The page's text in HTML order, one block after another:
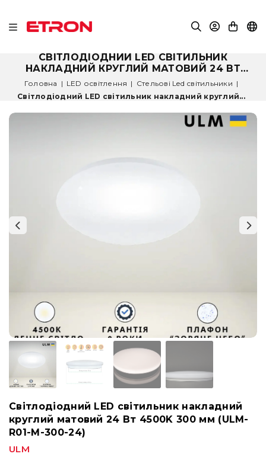
СВІТЛОДІОДНИЙ LED СВІТИЛЬНИК
НАКЛАДНИЙ КРУГЛИЙ МАТОВИЙ 24 ВТ
4500K 300 ММ (ULM-R01-M-300-24)
Головна | LED освітлення | Стельові Led світильники |
Світлодіодний LED світильник накладний круглий...
Світлодіодний LED світильник накладний
круглий матовий 24 Вт 4500K 300 мм (ULM-
R01-M-300-24)
ULM